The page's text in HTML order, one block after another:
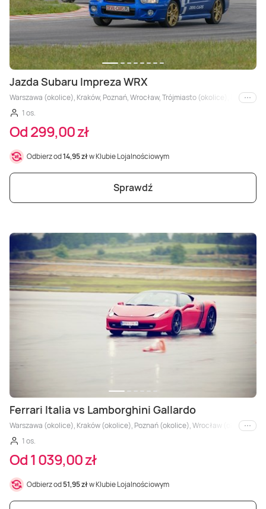
Jazda Subaru Impreza WRX
Warszawa (okolice), Kraków, Poznań, Wrocław, Trójmiasto (okolice), Łódźi inne
1 os.
Od 299,00 zł
Odbierz od14,95 złw Klubie Lojalnościowym
Sprawdź
Ferrari Italia vs Lamborghini Gallardo
Warszawa (okolice), Kraków (okolice), Poznań (okolice), Wrocław (okolice),
i inne
1 os.
Od 1 039,00 zł
Odbierz od51,95 złw Klubie Lojalnościowym